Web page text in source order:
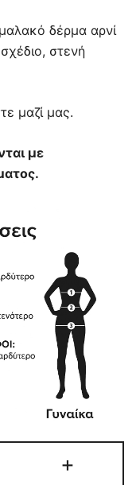
€.
δέρμα αρνί
στενή
μαζί μας.
με
+